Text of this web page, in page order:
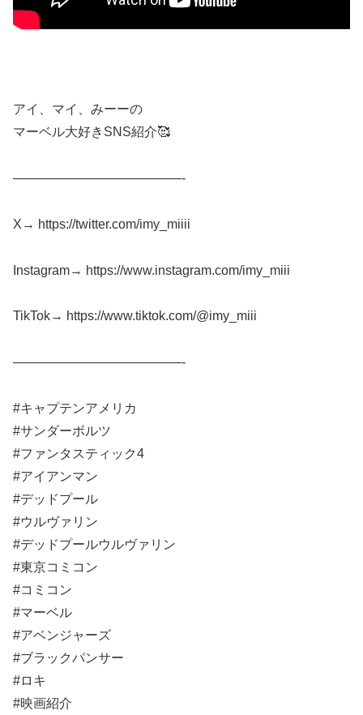
アイ、マイ、みーーの
マーベル大好きSNS紹介🥰
—————————————-
X→ https://twitter.com/imy_miiii
Instagram→ https://www.instagram.com/imy_miii
TikTok→ https://www.tiktok.com/@imy_miii
—————————————-
#キャプテンアメリカ
#サンダーボルツ
#ファンタスティック4
#アイアンマン
#デッドプール
#ウルヴァリン
#デッドプールウルヴァリン
#東京コミコン
#コミコン
#マーベル
#アベンジャーズ
#ブラックパンサー
#ロキ
#映画紹介